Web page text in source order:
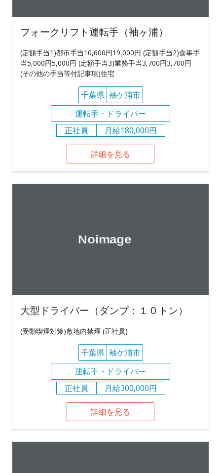
フォークリフト運転手（袖ヶ浦）
(定額手当1)都市手当10,600円19,000円 (定額手当2)食事手
当5,000円5,000円 (定額手当3)業務手当3,700円3,700円
(その他の手当等付記事項)住宅
千葉県 袖ケ浦市
運転手・ドライバー
正社員
月給180,000円
詳細を見る
大型ドライバー（ダンプ：１０トン）
(受動喫煙対策)敷地内禁煙 (正社員)
千葉県 袖ケ浦市
運転手・ドライバー
正社員
月給300,000円
詳細を見る